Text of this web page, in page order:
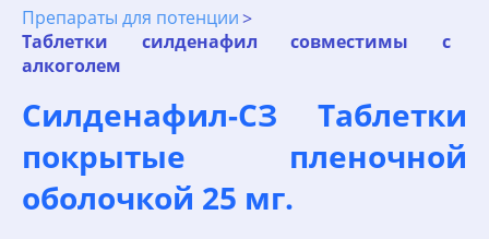
Препараты для потенции
Таблетки силденафил совместимы с
алкоголем
Силденафил-СЗ Таблетки
покрытые пленочной
оболочкой 25 мг.